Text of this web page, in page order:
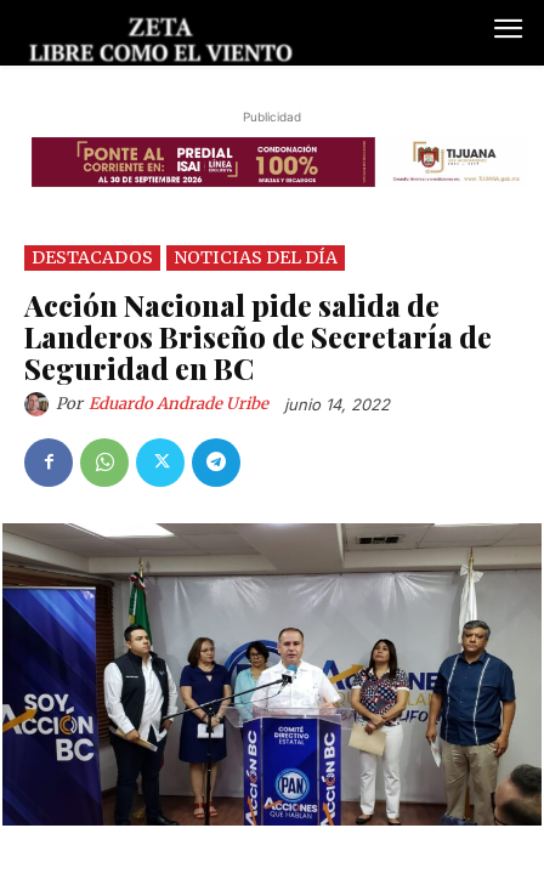
Publicidad
DESTACADOS NOTICIAS DEL DÍA
Acción Nacional pide salida de
Landeros Briseño de Secretaría de
Seguridad en BC
Por Eduardo Andrade Uribe junio 14, 2022